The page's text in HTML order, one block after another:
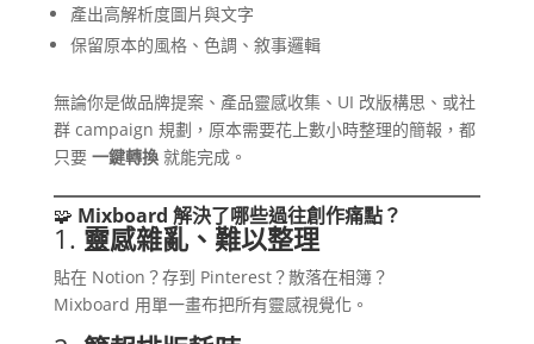
產出高解析度圖片與文字
保留原本的風格、色調、敘事邏輯
無論你是做品牌提案、產品靈感收集、UI 改版構思、或社
群 campaign 規劃，原本需要花上數小時整理的簡報，都
只要 一鍵轉換就能完成。
🧩 Mixboard 解決了哪些過往創作痛點？
1. 靈感雜亂、難以整理
貼在 Notion？存到 Pinterest？散落在相簿？
Mixboard 用單一畫布把所有靈感視覺化。